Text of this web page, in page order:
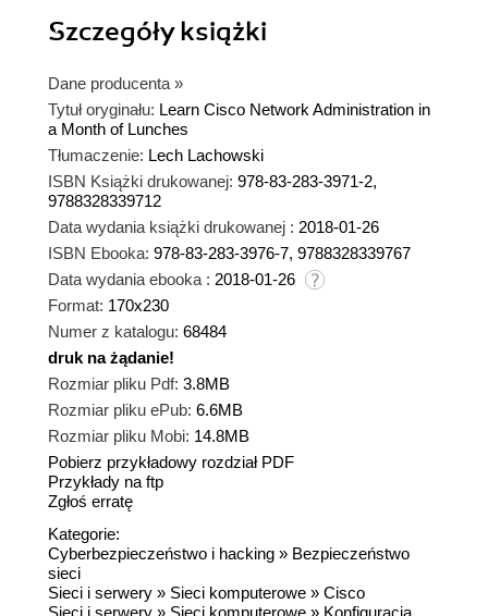
Szczegółyksiążki
Dane producenta »
Tytuł oryginału: Learn Cisco Network Administration in
a Month of Lunches
Tłumaczenie: Lech Lachowski
ISBN Książki drukowanej: 978-83-283-3971-2,
9788328339712
Data wydania książki drukowanej : 2018-01-26
ISBN Ebooka: 978-83-283-3976-7, 9788328339767
Data wydania ebooka : 2018-01-26
Format: 170x230
Numer z katalogu: 68484
druk na żądanie!
Rozmiar pliku Pdf: 3.8MB
Rozmiar pliku ePub: 6.6MB
Rozmiar pliku Mobi: 14.8MB
Pobierz przykładowy rozdział PDF
Przykłady na ftp
Zgłoś erratę
Kategorie:
Cyberbezpieczeństwo i hacking » Bezpieczeństwo
sieci
Sieci i serwery » Sieci komputerowe » Cisco
Sieci i serwery » Sieci komputerowe » Konfiguracja